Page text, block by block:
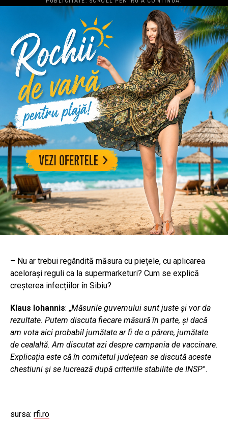
– Nu ar trebui regândită măsura cu piețele, cu aplicarea
acelorași reguli ca la supermarketuri? Cum se explică
creșterea infecțiilor în Sibiu?
Klaus Iohannis: „Măsurile guvernului sunt juste și vor da
rezultate. Putem discuta fiecare măsură în parte, și dacă
am vota aici probabil jumătate ar fi de o părere, jumătate
de cealaltă. Am discutat azi despre campania de vaccinare.
Explicația este că în comitetul județean se discută aceste
chestiuni și se lucrează după criteriile stabilite de INSP”.
sursa: rfi.ro